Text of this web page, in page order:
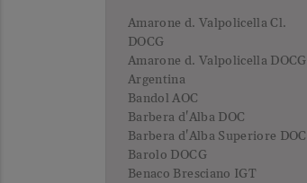
Amarone d. Valpolicella Cl.
DOCG
Amarone d. Valpolicella DOCG
Argentina
Bandol AOC
Barbera d'Alba DOC
Barbera d'Alba Superiore DOC
Barolo DOCG
Benaco Bresciano IGT